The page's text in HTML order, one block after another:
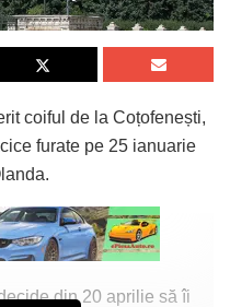
coiful de la Coțofenești,
furate pe 25 ianuarie
din 20 aprilie să îi